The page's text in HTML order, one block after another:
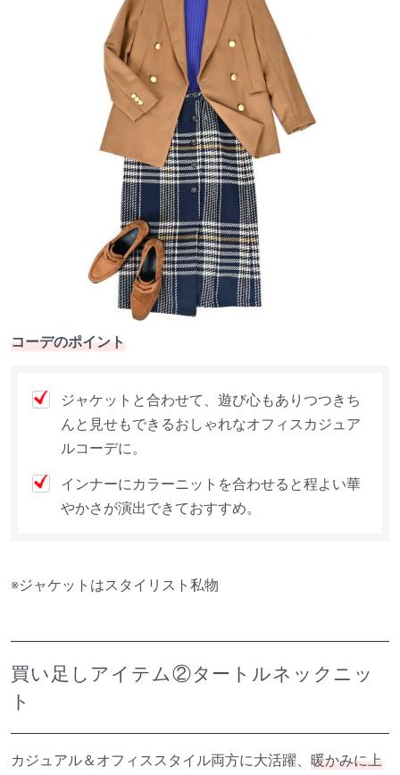
コーデのポイント
ジャケットと合わせて、遊び心もありつつきち
んと見せもできるおしゃれなオフィスカジュア
ルコーデに。
インナーにカラーニットを合わせると程よい華
やかさが演出できておすすめ。
※ジャケットはスタイリスト私物
買い足しアイテム②タートルネックニッ
ト
カジュアル＆オフィススタイル両方に大活躍、 暖かみに上